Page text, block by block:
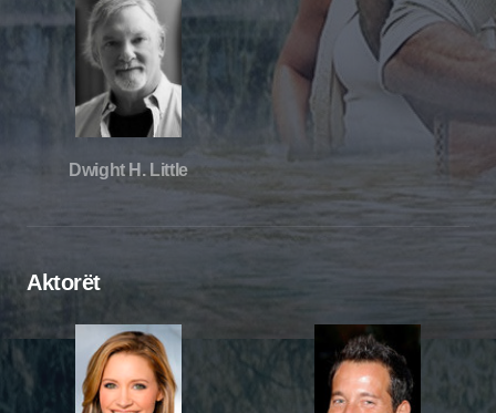
Dwight H. Little
Aktorët